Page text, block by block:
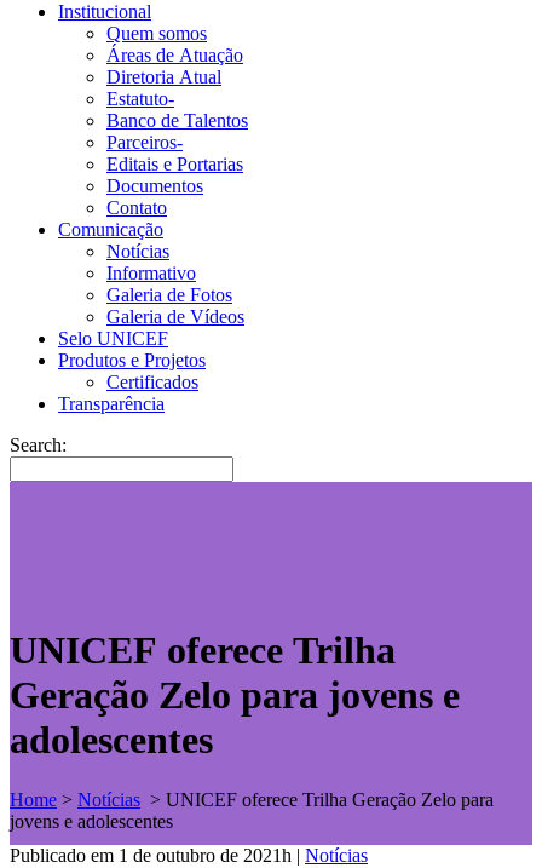
Institucional
Quem somos
Áreas de Atuação
Diretoria Atual
Estatuto-
Banco de Talentos
Parceiros-
Editais e Portarias
Documentos
Contato
Comunicação
Notícias
Informativo
Galeria de Fotos
Galeria de Vídeos
Selo UNICEF
Produtos e Projetos
Certificados
Transparência
Search:
UNICEF oferece Trilha
Geração Zelo para jovens e
adolescentes
Home > Notícias > UNICEF oferece Trilha Geração Zelo para
jovens e adolescentes
Publicado em 1 de outubro de 2021h | Notícias